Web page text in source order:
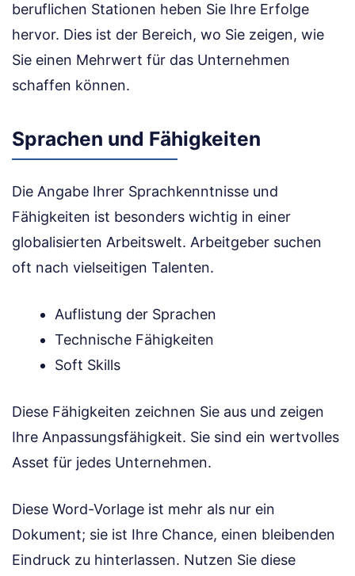
beruflichen Stationen heben Sie Ihre Erfolge
hervor. Dies ist der Bereich, wo Sie zeigen, wie
Sie einen Mehrwert für das Unternehmen
schaffen können.
Sprachen und Fähigkeiten
Die Angabe Ihrer Sprachkenntnisse und
Fähigkeiten ist besonders wichtig in einer
globalisierten Arbeitswelt. Arbeitgeber suchen
oft nach vielseitigen Talenten.
Auflistung der Sprachen
Technische Fähigkeiten
Soft Skills
Diese Fähigkeiten zeichnen Sie aus und zeigen
Ihre Anpassungsfähigkeit. Sie sind ein wertvolles
Asset für jedes Unternehmen.
Diese Word-Vorlage ist mehr als nur ein
Dokument; sie ist Ihre Chance, einen bleibenden
Eindruck zu hinterlassen. Nutzen Sie diese